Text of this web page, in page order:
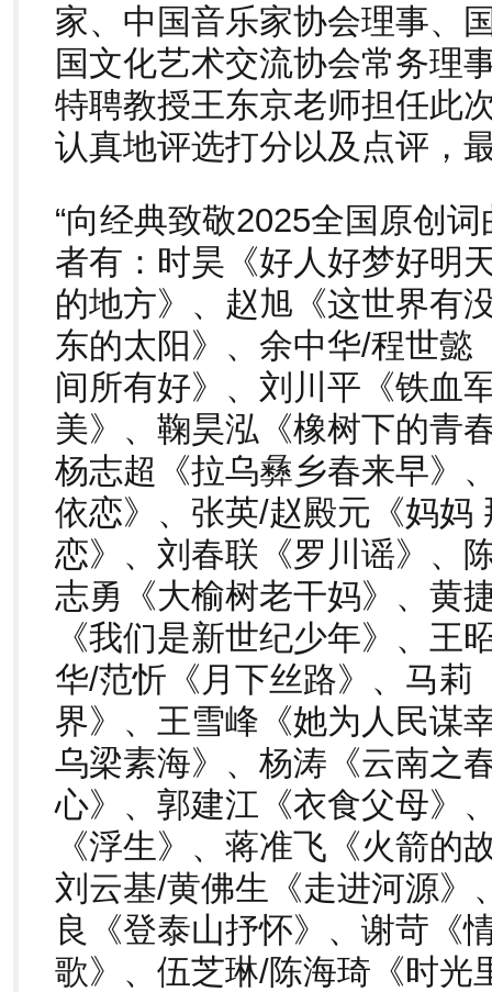
家、中国音乐家协会理事、
国文化艺术交流协会常务理
特聘教授王东京老师担任此
认真地评选打分以及点评，
“向经典致敬2025全国原创
者有：时昊《好人好梦好明
的地方》、赵旭《这世界有
东的太阳》、余中华/程世懿
间所有好》、刘川平《铁血
美》、鞠昊泓《橡树下的青
杨志超《拉乌彝乡春来早》
依恋》、张英/赵殿元《妈妈
恋》、刘春联《罗川谣》、
志勇《大榆树老干妈》、黄
《我们是新世纪少年》、王
华/范忻《月下丝路》、马莉
界》、王雪峰《她为人民谋
乌梁素海》、杨涛《云南之
心》、郭建江《衣食父母》
《浮生》、蒋准飞《火箭的
刘云基/黄佛生《走进河源》
良《登泰山抒怀》、谢苛《
歌》、伍芝琳/陈海琦《时光